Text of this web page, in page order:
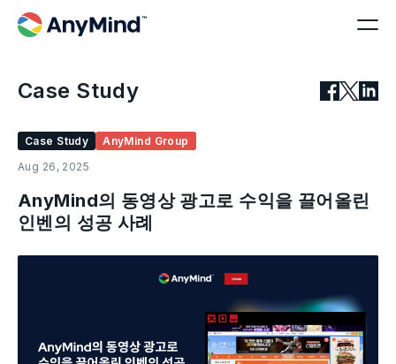
Case Study
Case Study
AnyMind Group
Aug 26, 2025
AnyMind의 동영상 광고로 수익을 끌어올린
인벤의 성공 사례